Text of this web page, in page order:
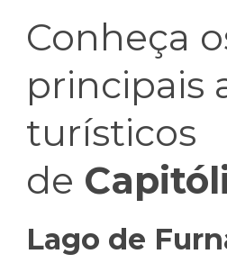
Conheça
principais
turísticos
de
Lago de